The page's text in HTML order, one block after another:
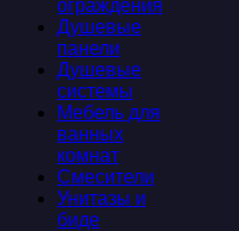
ограждения
Душевые
панели
Душевые
системы
Мебель для
ванных
комнат
Смесители
Унитазы и
биде